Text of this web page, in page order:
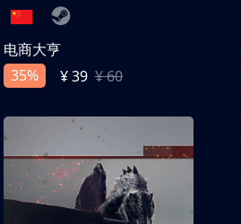
电商大亨
35%
¥ 39 ¥ 60